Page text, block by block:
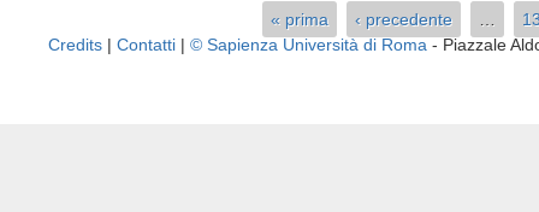
Pagine
« prima ‹ precedente
Credits | Contatti | © Sapienza Università di Roma- Piazzale